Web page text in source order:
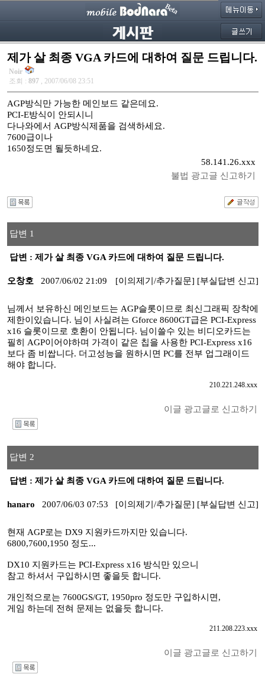
제가 살 최종 VGA 카드에 대하여 질문 드립니다.
Noir
조회 : 897 , 2007/06/08 23:51
AGP방식만 가능한 메인보드 같은데요.
PCI-E방식이 안되시니
다나와에서 AGP방식제품을 검색하세요.
7600급이나
1650정도면 될듯하네요.
58.141.26.xxx
불법 광고글 신고하기
답변 1
답변 : 제가 살 최종 VGA 카드에 대하여 질문 드립니다.
오창호 2007/06/02 21:09 [이의제기/추가질문] [부실답변 신고]
님께서 보유하신 메인보드는 AGP슬롯이므로 최신그래픽 장착에
제한이있습니다. 님이 사실려는 Gforce 8600GT급은 PCI-Express
x16 슬롯이므로 호환이 안됩니다. 님이쓸수 있는 비디오카드는
필히 AGP이어야하며 가격이 같은 칩을 사용한 PCI-Express x16
보다 좀 비쌉니다. 더고성능을 원하시면 PC를 전부 업그래이드
해야 합니다.
210.221.248.xxx
이글 광고글로 신고하기
답변 2
답변 : 제가 살 최종 VGA 카드에 대하여 질문 드립니다.
hanaro 2007/06/03 07:53 [이의제기/추가질문] [부실답변 신고]
현재 AGP로는 DX9 지원카드까지만 있습니다.
6800,7600,1950 정도...
DX10 지원카드는 PCI-Express x16 방식만 있으니
참고 하셔서 구입하시면 좋을듯 합니다.
개인적으로는 7600GS/GT, 1950pro 정도만 구입하시면,
게임 하는데 전혀 문제는 없을듯 합니다.
211.208.223.xxx
이글 광고글로 신고하기